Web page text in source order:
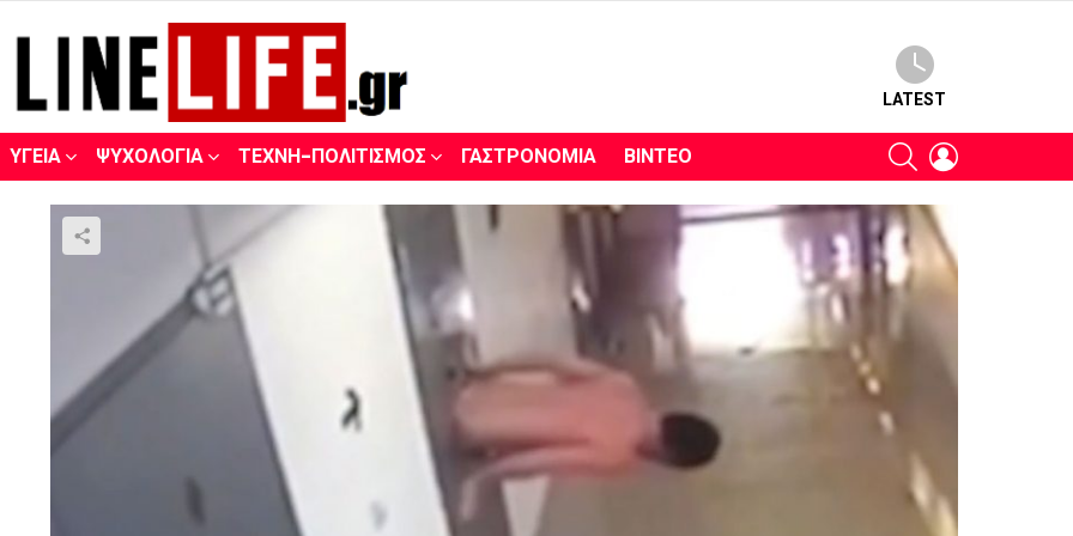
LATEST
ΥΓΕΊΑ ΨΥΧΟΛΟΓΊΑ ΤΈΧΝΗ-ΠΟΛΙΤΙΣΜΌΣ ΓΑΣΤΡΟΝΟΜΊΑ ΒΊΝΤΕΟ SEARCH